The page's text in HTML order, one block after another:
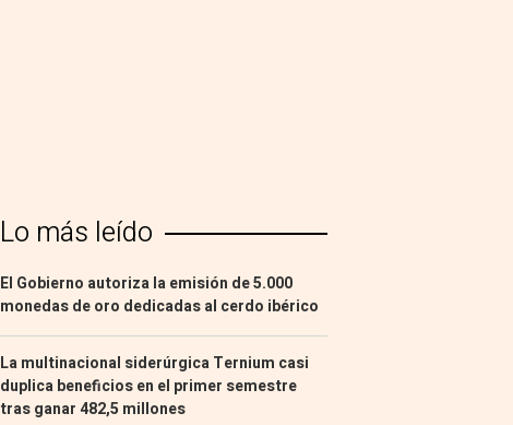
Lo más leído
El Gobierno autoriza la emisión de 5.000
monedas de oro dedicadas al cerdo ibérico
La multinacional siderúrgica Ternium casi
duplica beneficios en el primer semestre
tras ganar 482,5 millones